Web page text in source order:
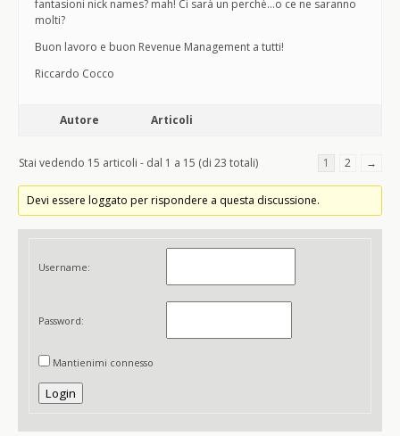
fantasioni nick names? mah! Ci sarà un perchè…o ce ne saranno
molti?
Buon lavoro e buon Revenue Management a tutti!
Riccardo Cocco
Autore Articoli
Stai vedendo 15 articoli - dal 1 a 15 (di 23 totali) 1 2 →
Devi essere loggato per rispondere a questa discussione.
Username:
Password:
Mantienimi connesso
Login